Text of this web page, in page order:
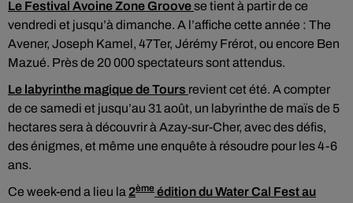
Le Festival Avoine Zone Groovese tient à partir de ce
vendredi et jusqu’à dimanche. A l’affiche cette année : The
Avener, Joseph Kamel, 47Ter, Jérémy Frérot, ou encore Ben
Mazué. Près de 20 000 spectateurs sont attendus.
Le labyrinthe magique de Tours revient cet été. A compter
de ce samedi et jusqu’au 31 août, un labyrinthe de maïs de 5
hectares sera à découvrir à Azay-sur-Cher, avec des défis,
des énigmes, et même une enquête à résoudre pour les 4-6
ans.
Ce week-end a lieu la 2ème édition du Water Cal Fest au